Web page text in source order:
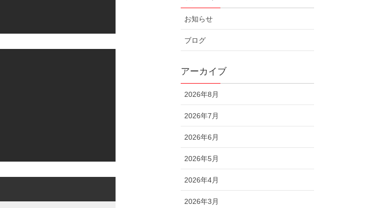
お知らせ
ブログ
アーカイブ
2026年8月
2026年7月
2026年6月
2026年5月
2026年4月
2026年3月